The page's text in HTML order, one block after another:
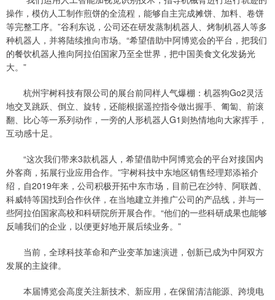
操作，模仿人工制作煎饼的全流程，能够自主完成摊饼、加料、卷饼
等完整工序。”谷利东说，公司还在研发蒸制机器人、烤制机器人等多
种机器人，并将陆续推向市场。“希望借助中阿博览会的平台，把我们
的餐饮机器人推向阿拉伯国家乃至全世界，把中国美食文化发扬光
大。”
杭州宇树科技有限公司的展台前同样人气爆棚：机器狗Go2灵活
地交叉跳跃、倒立、旋转，还能根据遥控指令做出握手、匍匐、前滚
翻、比心等一系列动作，一旁的人形机器人G1则热情地向大家挥手，
互动感十足。
“这次我们带来3款机器人，希望借助中阿博览会的平台对接国内
外客商，拓展行业应用合作。”宇树科技中东地区销售经理郑添裕介
绍，自2019年来，公司积极开拓中东市场，目前已在沙特、阿联酋、
科威特等国找到合作伙伴，在当地建立并推广公司的产品线，并与一
些阿拉伯国家高校和科研院所开展合作。“他们的一些科研成果也能够
反哺我们的企业，以便更好地开展后续业务。”
当前，全球科技革命和产业变革加速演进，创新已成为中阿双方
发展的主旋律。
本届博览会高度关注新技术、新应用，在保留清洁能源、跨境电